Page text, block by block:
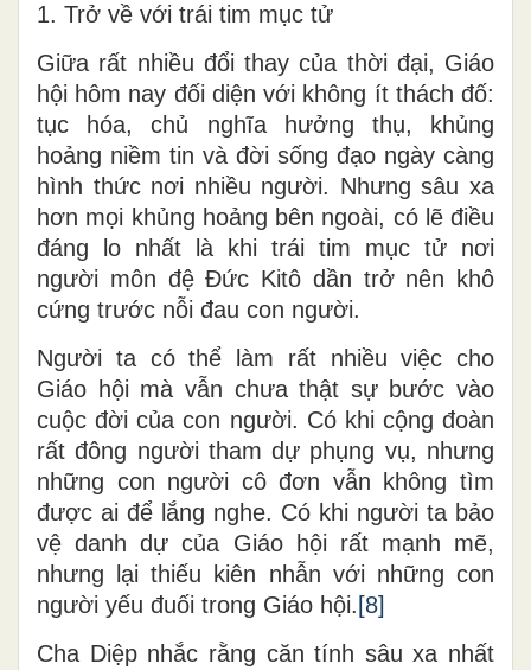
1. Trở về với trái tim mục tử
Giữa rất nhiều đổi thay của thời đại, Giáo
hội hôm nay đối diện với không ít thách đố:
tục hóa, chủ nghĩa hưởng thụ, khủng
hoảng niềm tin và đời sống đạo ngày càng
hình thức nơi nhiều người. Nhưng sâu xa
hơn mọi khủng hoảng bên ngoài, có lẽ điều
đáng lo nhất là khi trái tim mục tử nơi
người môn đệ Đức Kitô dần trở nên khô
cứng trước nỗi đau con người.
Người ta có thể làm rất nhiều việc cho
Giáo hội mà vẫn chưa thật sự bước vào
cuộc đời của con người. Có khi cộng đoàn
rất đông người tham dự phụng vụ, nhưng
những con người cô đơn vẫn không tìm
được ai để lắng nghe. Có khi người ta bảo
vệ danh dự của Giáo hội rất mạnh mẽ,
nhưng lại thiếu kiên nhẫn với những con
người yếu đuối trong Giáo hội. [8]
Cha Diệp nhắc rằng căn tính sâu xa nhất